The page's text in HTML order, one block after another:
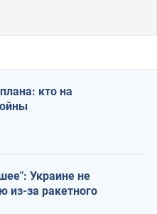
кто на
Украине не
из-за ракетного